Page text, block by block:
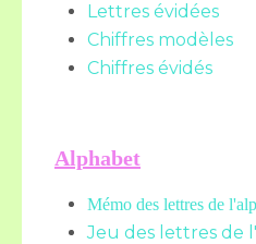
Lettres évidées
Chiffres modèles
Chiffres évidés
Alphabet
Mémo des lettres de
Jeu des lettres de